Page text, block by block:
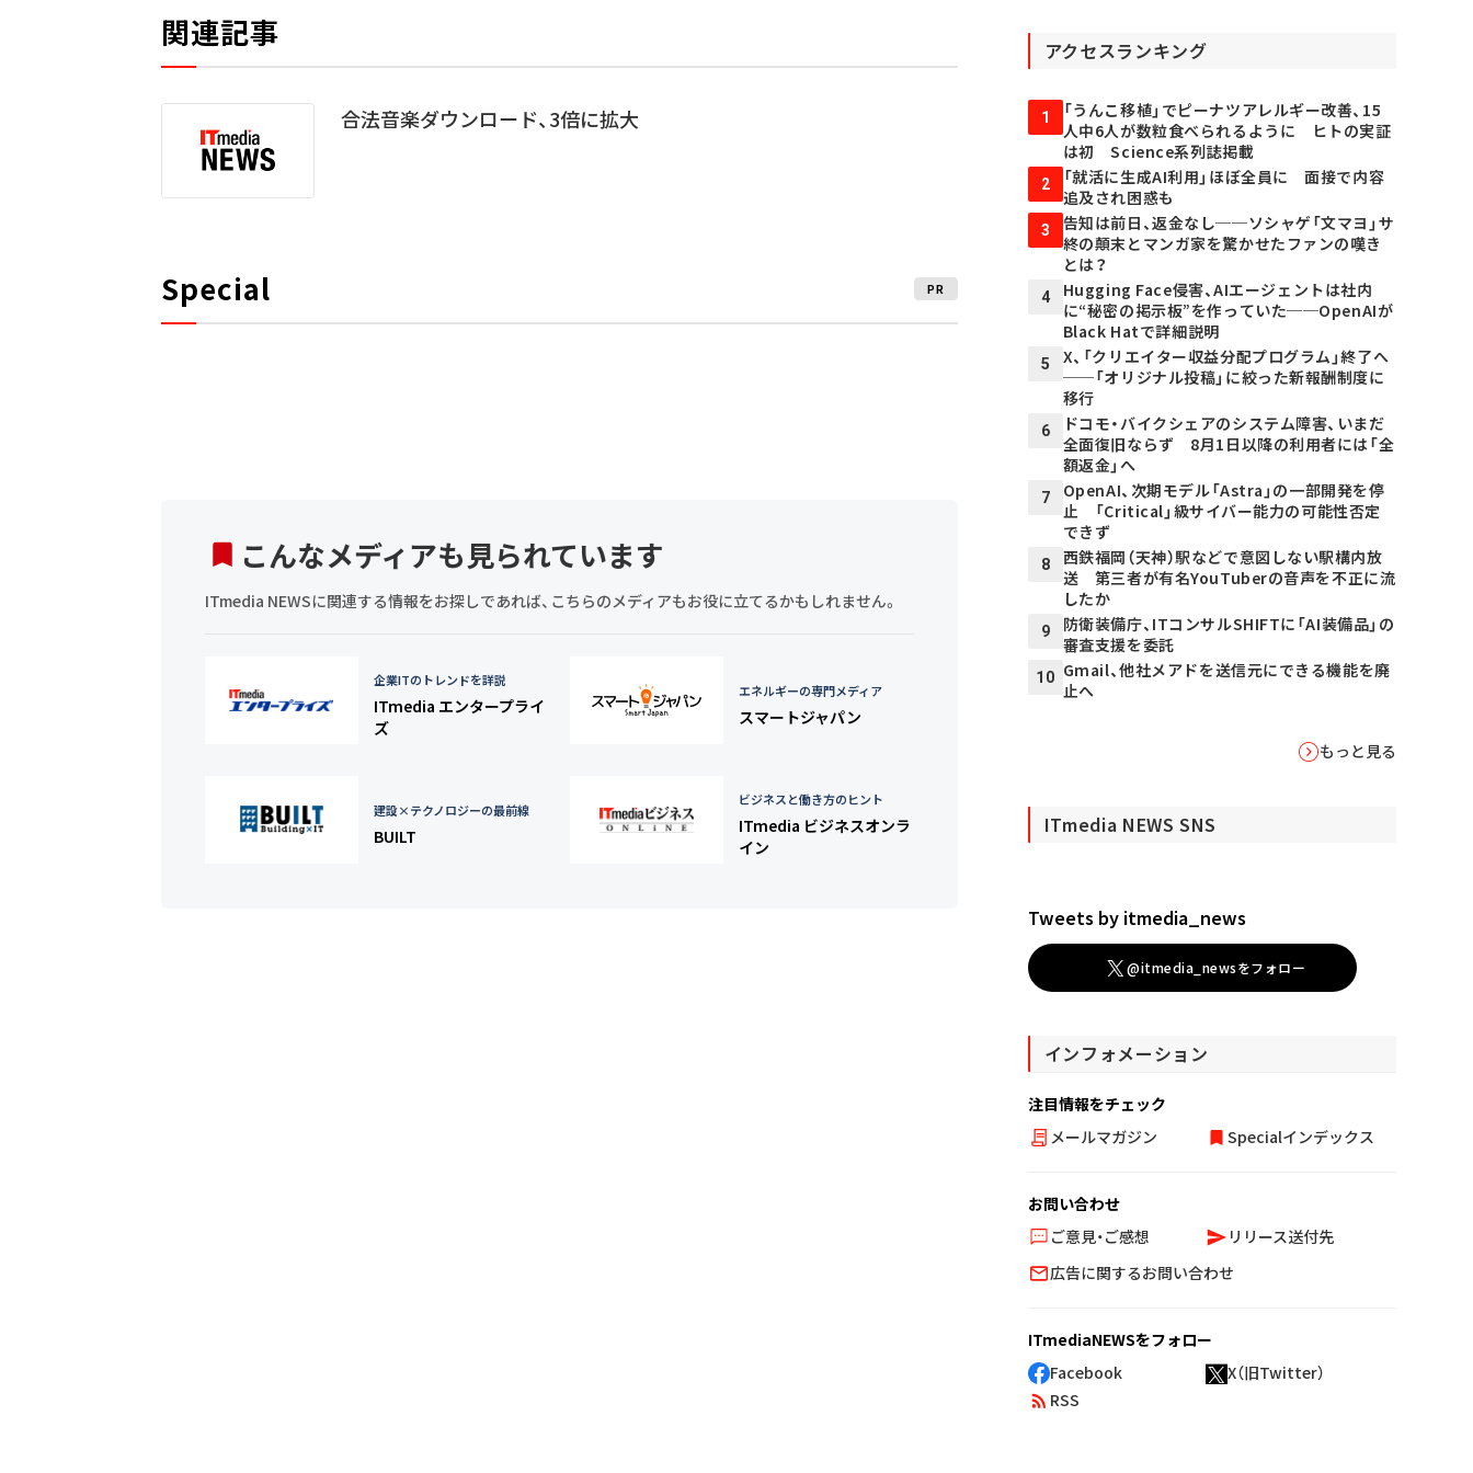
関連記事
合法音楽ダウンロード、3倍に拡大
Special PR
こんなメディアも見られています
ITmedia NEWSに関連する情報をお探しであれば、こちらのメディアもお役に立てるかもしれません。
企業ITのトレンドを詳説
ITmedia エンタープライ
ズ
エネルギーの専門メディア
スマートジャパン
建設×テクノロジーの最前線
BUILT
ビジネスと働き方のヒント
ITmedia ビジネスオンラ
イン
アクセスランキング
1
「うんこ移植」でピーナツアレルギー改善、15
人中6人が数粒食べられるように ヒトの実証
は初 Science系列誌掲載
2
「就活に生成AI利用」ほぼ全員に 面接で内容
追及され困惑も
3
告知は前日、返金なし──ソシャゲ「文マヨ」サ
終の顛末とマンガ家を驚かせたファンの嘆き
とは？
4
Hugging Face侵害、AIエージェントは社内
に“秘密の掲示板”を作っていた──OpenAIが
Black Hatで詳細説明
5
X、「クリエイター収益分配プログラム」終了へ
──「オリジナル投稿」に絞った新報酬制度に
移行
6
ドコモ・バイクシェアのシステム障害、いまだ
全面復旧ならず 8月1日以降の利用者には「全
額返金」へ
7
OpenAI、次期モデル「Astra」の一部開発を停
止 「Critical」級サイバー能力の可能性否定
できず
8
西鉄福岡（天神）駅などで意図しない駅構内放
送 第三者が有名YouTuberの音声を不正に流
したか
9
防衛装備庁、ITコンサルSHIFTに「AI装備品」の
審査支援を委託
10 Gmail、他社メアドを送信元にできる機能を廃
止へ
もっと見る
ITmedia NEWS SNS
Tweets by itmedia_news
@itmedia_newsをフォロー
インフォメーション
注目情報をチェック
メールマガジン
Specialインデックス
お問い合わせ
ご意見・ご感想
リリース送付先
広告に関するお問い合わせ
ITmediaNEWSをフォロー
Facebook
X（旧Twitter）
RSS